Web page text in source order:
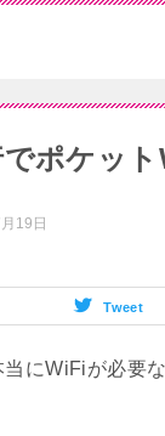
ポケッ
19日
Tweet
にWiFiが必要